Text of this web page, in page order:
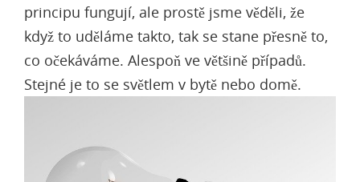
principu fungují, ale prostě jsme věděli, že
když to uděláme takto, tak se stane přesně to,
co očekáváme. Alespoň ve většině případů.
Stejné je to se světlem v bytě nebo domě.